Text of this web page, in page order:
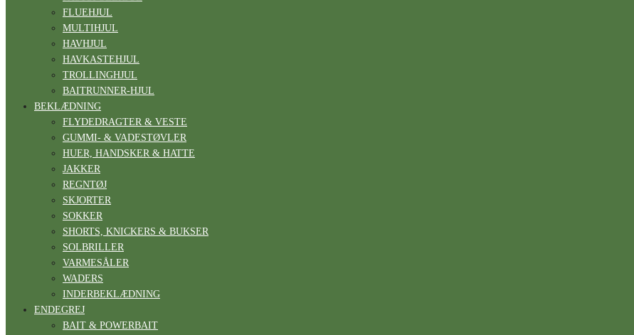
FLUEHJUL
MULTIHJUL
HAVHJUL
HAVKASTEHJUL
TROLLINGHJUL
BAITRUNNER-HJUL
BEKLÆDNING
FLYDEDRAGTER & VESTE
GUMMI- & VADESTØVLER
HUER, HANDSKER & HATTE
JAKKER
REGNTØJ
SKJORTER
SOKKER
SHORTS, KNICKERS & BUKSER
SOLBRILLER
VARMESÅLER
WADERS
INDERBEKLÆDNING
ENDEGREJ
BAIT & POWERBAIT